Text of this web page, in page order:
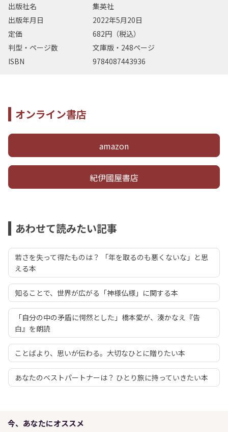
出版社名
集英社
出版年月日
2022年5月20日
定価
682円（税込）
判型・ページ数
文庫版・248ページ
ISBN
9784087443936
オンライン書店
amazon
紀伊國屋書店
あわせて読みたい記事
若さを失って得たものは？ 「年を取るのも悪くないな」と思
える本
知ることで、世界が広がる「神様仏様」に関する本
「自分の中の矛盾に愕然とした」橋本愛が、湊かなえ『告
白』を朗読
ことばより、思いが伝わる。大切なひとに贈りたい本
あなたのベストパートナーは？ ひとり旅に持っていきたい本
今、あなたにオススメ